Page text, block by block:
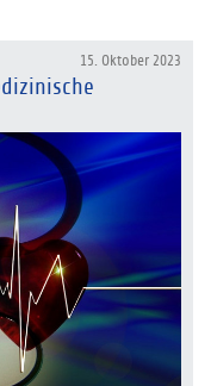
15. Oktober 2023